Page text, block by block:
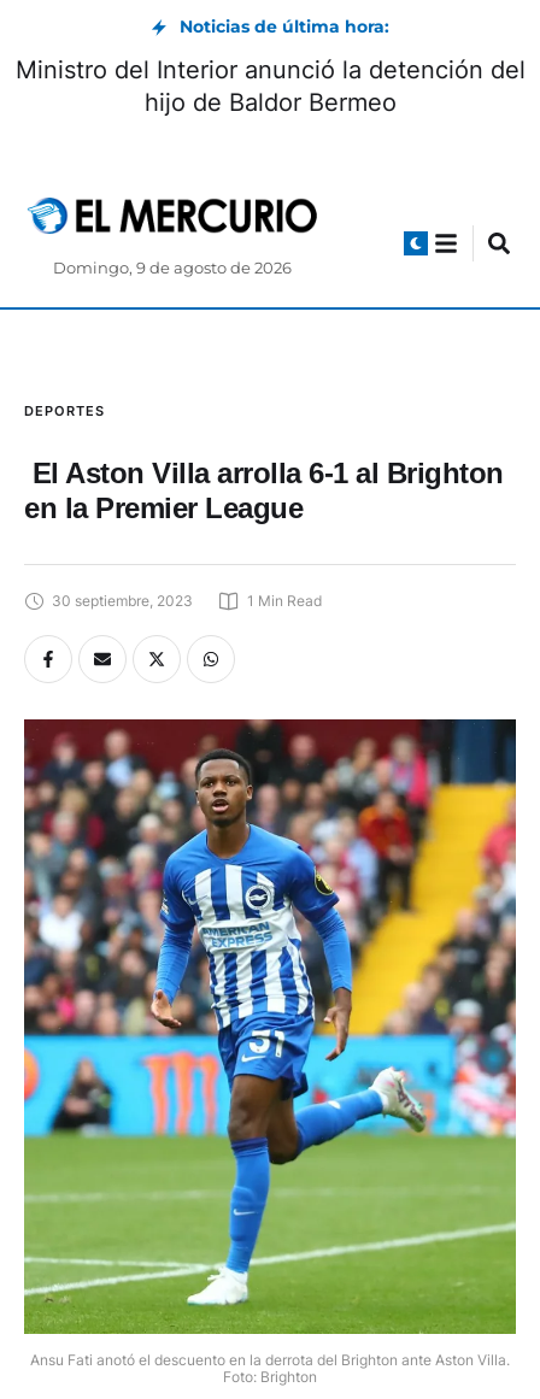
Noticias de última hora:
Vía Biblián-Zhud: circulación controlada
durante el feriado de agosto
Domingo, 9 de agosto de 2026
DEPORTES
El Aston Villa arrolla 6-1 al Brighton
en la Premier League
30 septiembre, 2023 1 Min Read
Ansu Fati anotó el descuento en la derrota del Brighton ante Aston Villa.
Foto: Brighton